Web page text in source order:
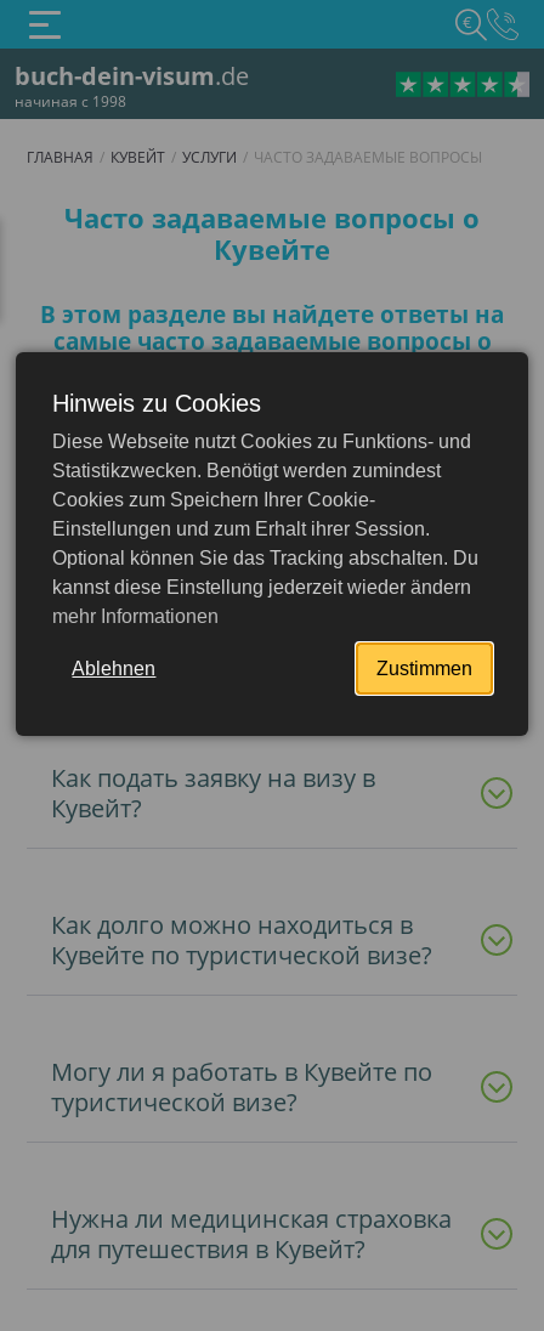
buch-dein-visum.de
начиная с 1998
€
Кувейт
Подробнее
ГЛАВНАЯ КУВЕЙТ УСЛУГИ ЧАСТО ЗАДАВАЕМЫЕ ВОПРОСЫ
Часто задаваемые
Часто задаваемые вопросы о
Кувейте
В этом разделе вы найдете ответы на
самые часто задаваемые вопросы о
подготовиться к путешествию
Нужна ли виза для поездки в
Кувейт?
Какие типы виз доступны для
поездки в Кувейт?
Как подать заявку на визу в
Кувейт?
Как долго можно находиться в
Кувейте по туристической визе?
Могу ли я работать в Кувейте по
туристической визе?
Нужна ли медицинская страховка
для путешествия в Кувейт?
Hinweis zu Cookies
Diese Webseite nutzt Cookies zu Funktions- und
Statistikzwecken. Benötigt werden zumindest
Cookies zum Speichern Ihrer Cookie-
Einstellungen und zum Erhalt ihrer Session.
Optional können Sie das Tracking abschalten. Du
kannst diese Einstellung jederzeit wieder ändern
mehr Informationen
Ablehnen Zustimmen